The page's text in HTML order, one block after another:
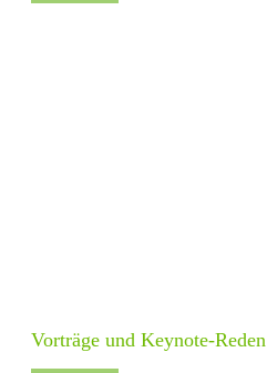
Vorträge und Keynote-Reden